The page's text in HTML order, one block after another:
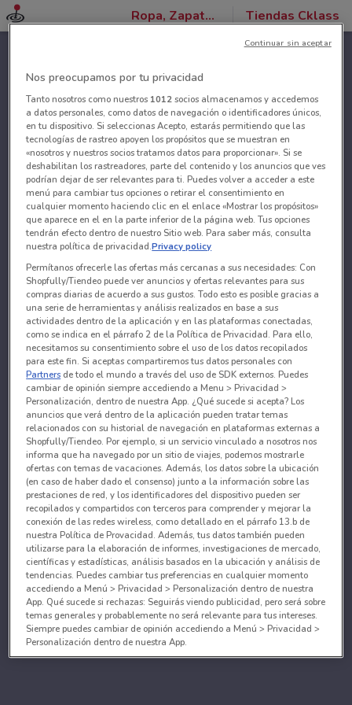
Ropa, Zapatos y Accesorios Tiendas Cklass
Nos preocupamos por tu privacidad
Tanto nosotros como nuestros 1012socios almacenamos y accedemos
a datos personales, como datos de navegación o identificadores únicos,
en tu dispositivo. Si seleccionas Acepto, estarás permitiendo que las
tecnologías de rastreo apoyen los propósitos que se muestran en
«nosotros y nuestros socios tratamos datos para proporcionar». Si se
deshabilitan los rastreadores, parte del contenido y los anuncios que ves
podrían dejar de ser relevantes para ti. Puedes volver a acceder a este
menú para cambiar tus opciones o retirar el consentimiento en
cualquier momento haciendo clic en el enlace «Mostrar los propósitos»
que aparece en el en la parte inferior de la página web. Tus opciones
tendrán efecto dentro de nuestro Sitio web. Para saber más, consulta
nuestra política de privacidad.Privacy policy
Permítanos ofrecerle las ofertas más cercanas a sus necesidades: Con
Shopfully/Tiendeo puede ver anuncios y ofertas relevantes para sus
compras diarias de acuerdo a sus gustos. Todo esto es posible gracias a
una serie de herramientas y análisis realizados en base a sus
actividades dentro de la aplicación y en las plataformas conectadas,
como se indica en el párrafo 2 de la Política de Privacidad. Para ello,
necesitamos su consentimiento sobre el uso de los datos recopilados
para este fin. Si aceptas compartiremos tus datos personales con
Partners de todo el mundo a través del uso de SDK externos. Puedes
cambiar de opinión siempre accediendo a Menu > Privacidad >
Personalización, dentro de nuestra App. ¿Qué sucede si acepta? Los
anuncios que verá dentro de la aplicación pueden tratar temas
relacionados con su historial de navegación en plataformas externas a
Shopfully/Tiendeo. Por ejemplo, si un servicio vinculado a nosotros nos
informa que ha navegado por un sitio de viajes, podemos mostrarle
ofertas con temas de vacaciones. Además, los datos sobre la ubicación
(en caso de haber dado el consenso) junto a la información sobre las
prestaciones de red, y los identificadores del dispositivo pueden ser
recopilados y compartidos con terceros para comprender y mejorar la
conexión de las redes wireless, como detallado en el párrafo 13.b de
nuestra Política de Provacidad. Además, tus datos también pueden
utilizarse para la elaboración de informes, investigaciones de mercado,
científicas y estadísticas, análisis basados en la ubicación y análisis de
tendencias. Puedes cambiar tus preferencias en cualquier momento
accediendo a Menú > Privacidad > Personalización dentro de nuestra
App. Qué sucede si rechazas: Seguirás viendo publicidad, pero será sobre
temas generales y probablemente no será relevante para tus intereses.
Siempre puedes cambiar de opinión accediendo a Menú > Privacidad >
Personalización dentro de nuestra App.
Continuar sin aceptar